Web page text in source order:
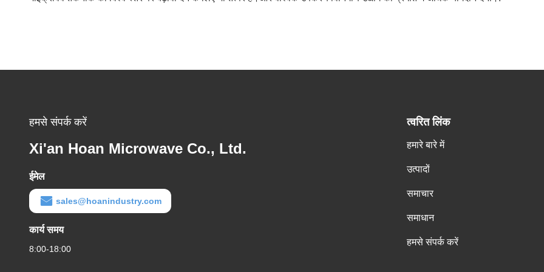
हमसे संपर्क करें
Xi'an Hoan Microwave Co., Ltd.
ईमेल
sales@hoanindustry.com
कार्य समय
8:00-18:00
त्वरित लिंक
हमारे बारे में
उत्पादों
समाचार
समाधान
हमसे संपर्क करें